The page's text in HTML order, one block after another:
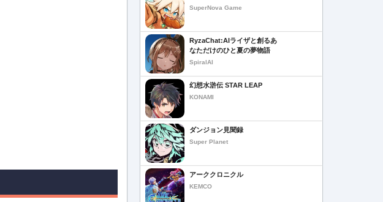
SuperNova Game
RyzaChat:AIライザと創るあ
なただけのひと夏の夢物語
SpiralAI
幻想水滸伝 STAR LEAP
KONAMI
ダンジョン見聞録
Super Planet
アーククロニクル
KEMCO